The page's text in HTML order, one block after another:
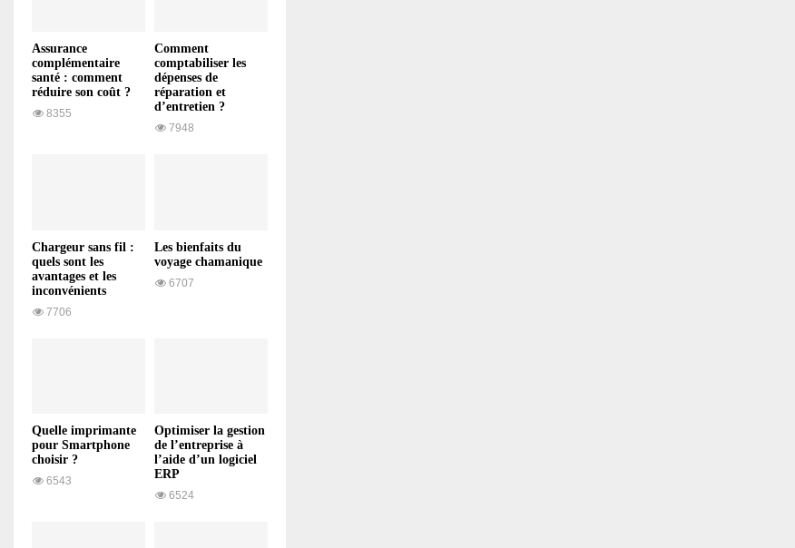
Assurance
complémentaire
santé : comment
réduire son coût ?
8355
Comment
comptabiliser les
dépenses de
réparation et
d’entretien ?
7948
Chargeur sans fil :
quels sont les
avantages et les
inconvénients
7706
Les bienfaits du
voyage chamanique
6707
Quelle imprimante
pour Smartphone
choisir ?
6543
Optimiser la gestion
de l’entreprise à
l’aide d’un logiciel
ERP
6524